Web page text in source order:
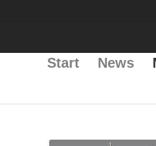
Start News